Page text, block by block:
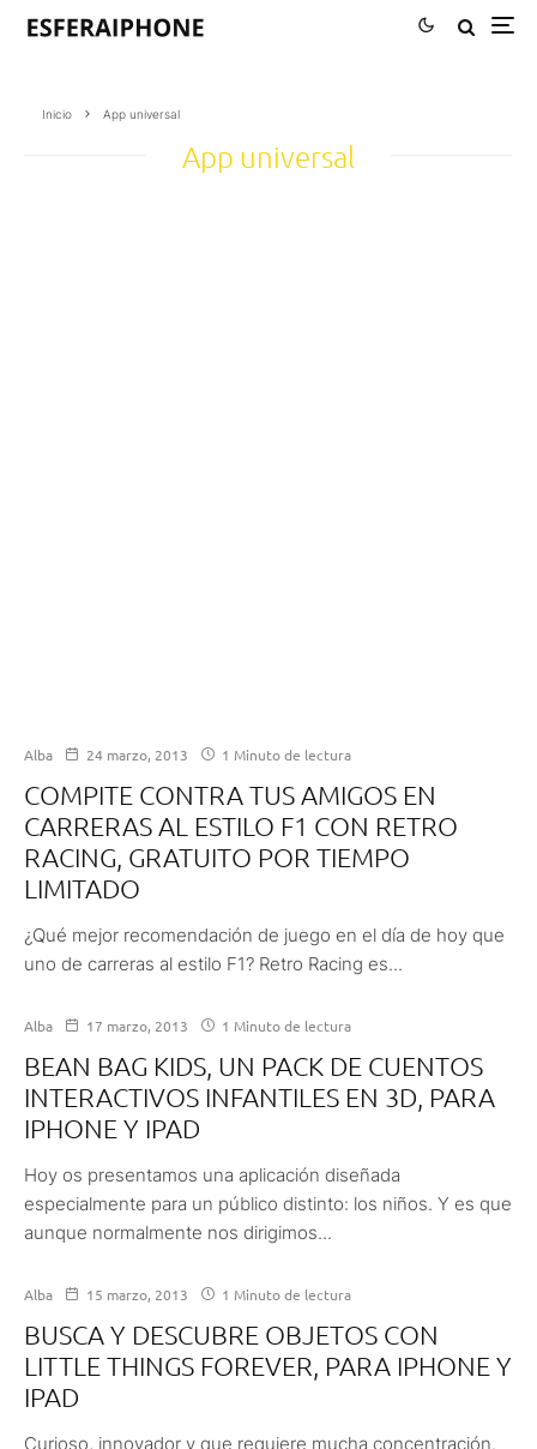
Inicio App universal
App universal
Alba 24 marzo, 2013 1 Minuto de lectura
COMPITE CONTRA TUS AMIGOS EN
CARRERAS AL ESTILO F1 CON RETRO
RACING, GRATUITO POR TIEMPO
LIMITADO
¿Qué mejor recomendación de juego en el día de hoy que
uno de carreras al estilo F1? Retro Racing es...
Alba 17 marzo, 2013 1 Minuto de lectura
BEAN BAG KIDS, UN PACK DE CUENTOS
INTERACTIVOS INFANTILES EN 3D, PARA
IPHONE Y IPAD
Hoy os presentamos una aplicación diseñada
especialmente para un público distinto: los niños. Y es que
aunque normalmente nos dirigimos...
Alba 15 marzo, 2013 1 Minuto de lectura
BUSCA Y DESCUBRE OBJETOS CON
LITTLE THINGS FOREVER, PARA IPHONE Y
IPAD
Curioso, innovador y que requiere mucha concentración.